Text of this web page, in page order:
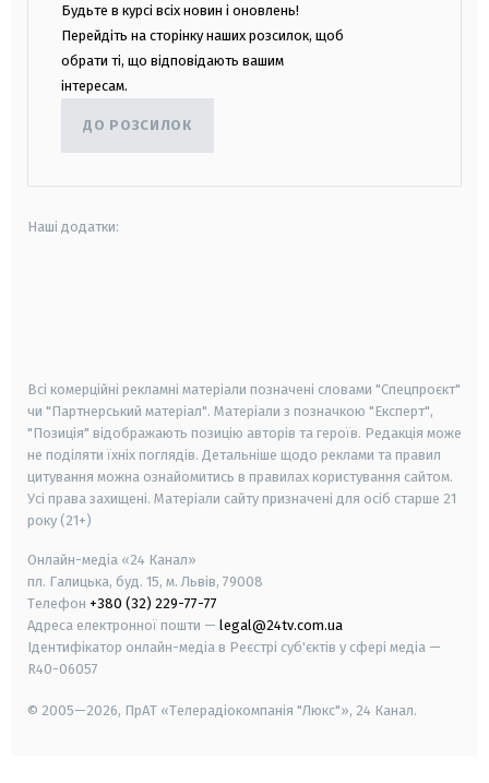
Будьте в курсі всіх новин і оновлень!
Перейдіть на сторінку наших розсилок, щоб
обрати ті, що відповідають вашим
інтересам.
ДО РОЗСИЛОК
Наші додатки:
Всі комерційні рекламні матеріали позначені словами "Спецпроєкт"
чи "Партнерський матеріал". Матеріали з позначкою "Експерт",
"Позиція" відображають позицію авторів та героїв. Редакція може
не поділяти їхніх поглядів. Детальніше щодо реклами та правил
цитування можна ознайомитись в правилах користування сайтом.
Усі права захищені. Матеріали сайту призначені для осіб старше 21
року (21+)
Онлайн-медіа «24 Канал»
пл. Галицька, буд. 15, м. Львів, 79008
Телефон +380 (32) 229-77-77
Адреса електронної пошти — legal@24tv.com.ua
Ідентифікатор онлайн-медіа в Реєстрі суб'єктів у сфері медіа —
R40-06057
© 2005—2026, ПрАТ «Телерадіокомпанія "Люкс"», 24 Канал.